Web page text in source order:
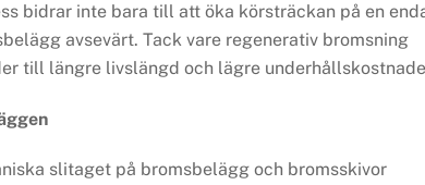
bidrar inte bara till att öka körsträckan på en
avsevärt. Tack vare regenerativ bromsning
till längre livslängd och lägre
slitaget på bromsbelägg och bromsskivor